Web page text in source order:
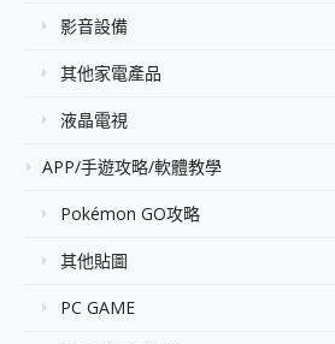
影音設備
其他家電產品
液晶電視
APP/手遊攻略/軟體教學
Pokémon GO攻略
其他貼圖
PC GAME